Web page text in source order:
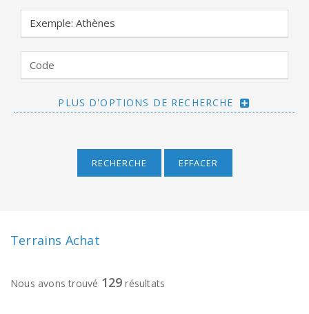
PLUS D'OPTIONS DE RECHERCHE
RECHERCHE EFFACER
Terrains Achat
Nous avons trouvé 129 résultats